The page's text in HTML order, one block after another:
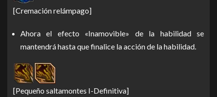
[Cremación relámpago]
Ahora el efecto «Inamovible» de la habilidad se
mantendrá hasta que finalice la acción de la habilidad.
[Pequeño saltamontes I-Definitiva]